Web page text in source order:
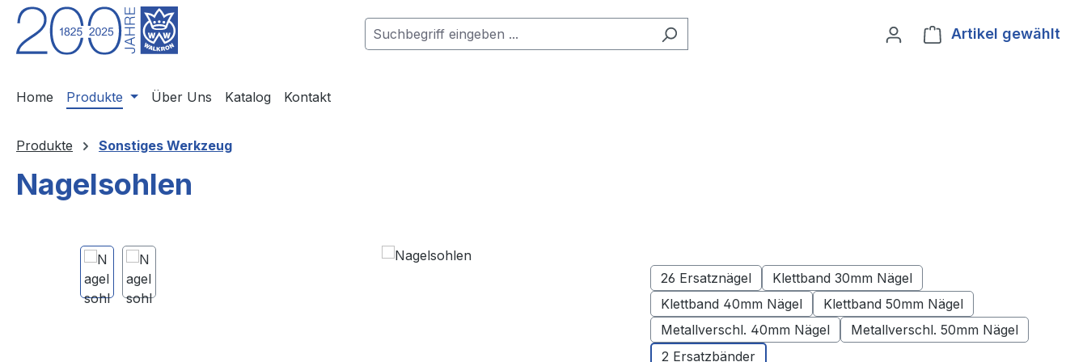
Hauptinhalt springen
Zur Suche springen
Zur Hauptnavigation springen
Artikel gewählt
Home Produkte Über Uns Katalog Kontakt
Produkte Sonstiges Werkzeug
Nagelsohlen
Bildergalerie überspringen
26 Ersatznägel
Klettband 30mm Nägel
Klettband 40mm Nägel
Klettband 50mm Nägel
Metallverschl. 40mm Nägel
Metallverschl. 50mm Nägel
2 Ersatzbänder